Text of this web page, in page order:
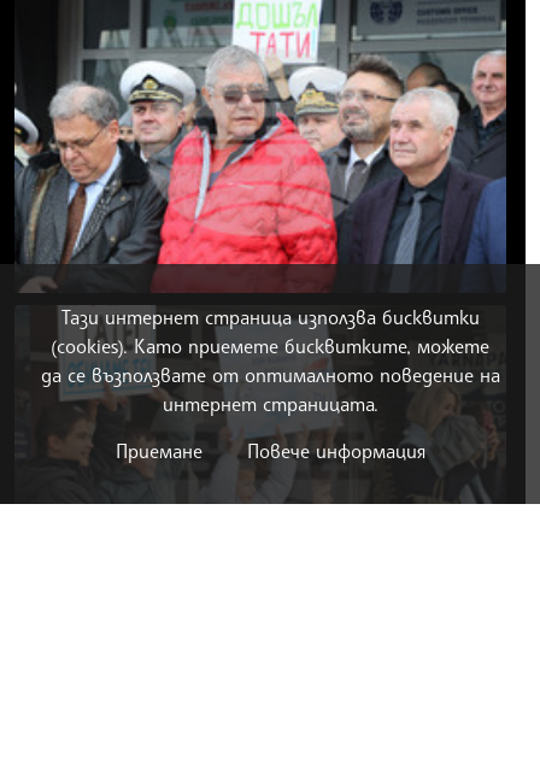
Тази интернет страница използва бисквитки
(cookies). Като приемете бисквитките, можете
да се възползвате от оптималното поведение на
интернет страницата.
Приемане
Повече информация